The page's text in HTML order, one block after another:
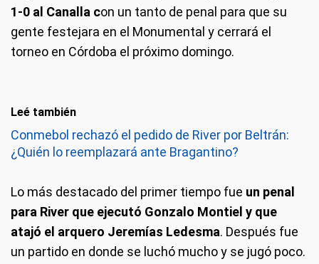
1-0 al Canalla con un tanto de penal para que su
gente festejara en el Monumental y cerrará el
torneo en Córdoba el próximo domingo.
Leé también
Conmebol rechazó el pedido de River por Beltrán:
¿Quién lo reemplazará ante Bragantino?
Lo más destacado del primer tiempo fue un penal
para River que ejecutó Gonzalo Montiel y que
atajó el arquero Jeremías Ledesma. Después fue
un partido en donde se luchó mucho y se jugó poco.